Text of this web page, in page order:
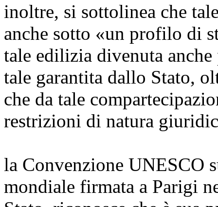
inoltre, si sottolinea che
anche sotto «un profilo di
tale edilizia divenuta
tale garantita dallo Stato,
che da tale
restrizioni di natura
la Convenzione UNESCO
mondiale firmata a Parigi